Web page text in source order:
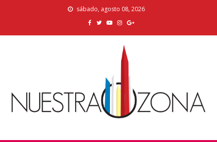
sábado, agosto 08, 2026